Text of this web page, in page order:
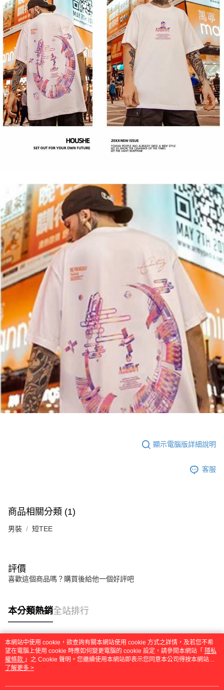
顯示電腦版詳細說明
客服
商品相關分類 (1)
男裝 短TEE
評價
喜歡這個商品嗎？購買後給他一個好評吧
本分類熱銷全站排行
熱門標籤
本網站中使用 cookie，欲查詢有關本網站使用 cookie 方式之詳情，及若您不希
望在電腦上使用 cookie 時應如何變更電腦的 cookie 設定，請參閱本網站「 隱私
權條款 」之 Cookie 聲明。您繼續使用本網站即表示您同意本公司得按本網站使
用條款之 Cookie 聲明使用 cookie。
了解更多 >